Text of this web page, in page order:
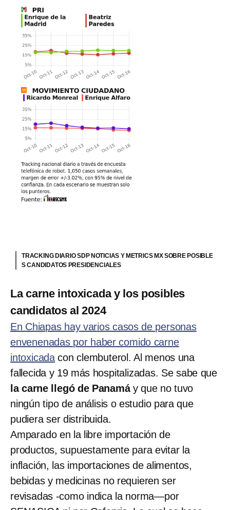
TRACKING DIARIO SDP NOTICIAS Y METRICS MX SOBRE POSIBLE
S CANDIDATOS PRESIDENCIALES
La carne intoxicada y los posibles
candidatos al 2024
En Chiapas hay varios casos de personas
envenenadas por haber comido carne
intoxicada con clembuterol. Al menos una
fallecida y 19 más hospitalizadas. Se sabe que
la carne llegó de Panamáy que no tuvo
ningún tipo de análisis o estudio para que
pudiera ser distribuida.
Amparado en la libre importación de
productos, supuestamente para evitar la
inflación, las importaciones de alimentos,
bebidas y medicinas no requieren ser
revisadas -como indica la norma—por